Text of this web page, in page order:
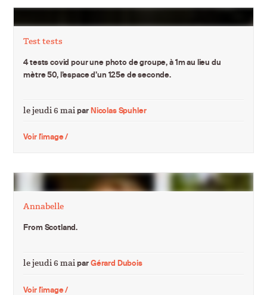
Test tests
4 tests covid pour une photo de groupe, à 1m au lieu du
mètre 50, l’espace d’un 125e de seconde.
le jeudi 6 maiparNicolas Spuhler
Voir l'image /
Annabelle
From Scotland.
le jeudi 6 maiparGérard Dubois
Voir l'image /